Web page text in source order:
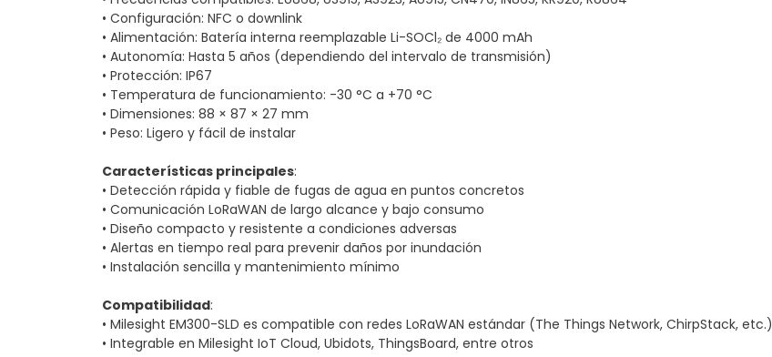
• Configuración: NFC o downlink
• Alimentación: Batería interna reemplazable Li-SOCl₂ de 4000 mAh
• Autonomía: Hasta 5 años (dependiendo del intervalo de transmisión)
• Protección: IP67
• Temperatura de funcionamiento: -30 °C a +70 °C
• Dimensiones: 88 × 87 × 27 mm
• Peso: Ligero y fácil de instalar
Características principales:
• Detección rápida y fiable de fugas de agua en puntos concretos
• Comunicación LoRaWAN de largo alcance y bajo consumo
• Diseño compacto y resistente a condiciones adversas
• Alertas en tiempo real para prevenir daños por inundación
• Instalación sencilla y mantenimiento mínimo
Compatibilidad:
• Milesight EM300-SLD es compatible con redes LoRaWAN estándar (The Things Network, ChirpStack, etc.)
• Integrable en Milesight IoT Cloud, Ubidots, ThingsBoard, entre otros